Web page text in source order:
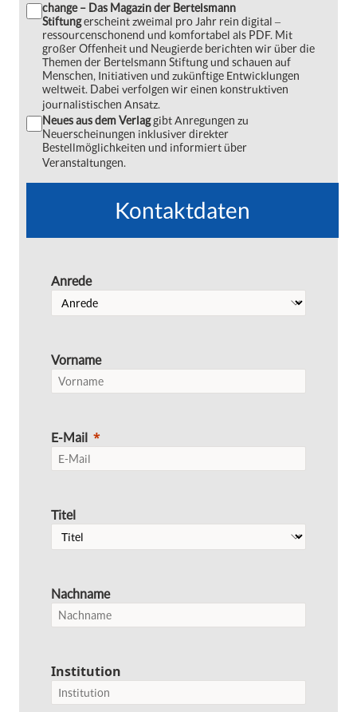
change – Das Magazin der Bertelsmann
Stiftungerscheint zweimal pro Jahr rein digital ‒
ressourcenschonend und komfortabel als PDF. Mit
großer Offenheit und Neugierde berichten wir über die
Themen der Bertelsmann Stiftung und schauen auf
Menschen, Initiativen und zukünftige Entwicklungen
weltweit. Dabei verfolgen wir einen konstruktiven
journalistischen Ansatz.
Neues aus dem Verlaggibt Anregungen zu
Neuerscheinungen inklusiver direkter
Bestellmöglichkeiten und informiert über
Veranstaltungen.
Kontaktdaten
Anrede
Vorname
E-Mail
Titel
Nachname
Institution